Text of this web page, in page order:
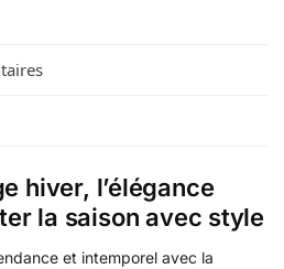
hiver, l’élégance
la saison avec style
et intemporel avec la